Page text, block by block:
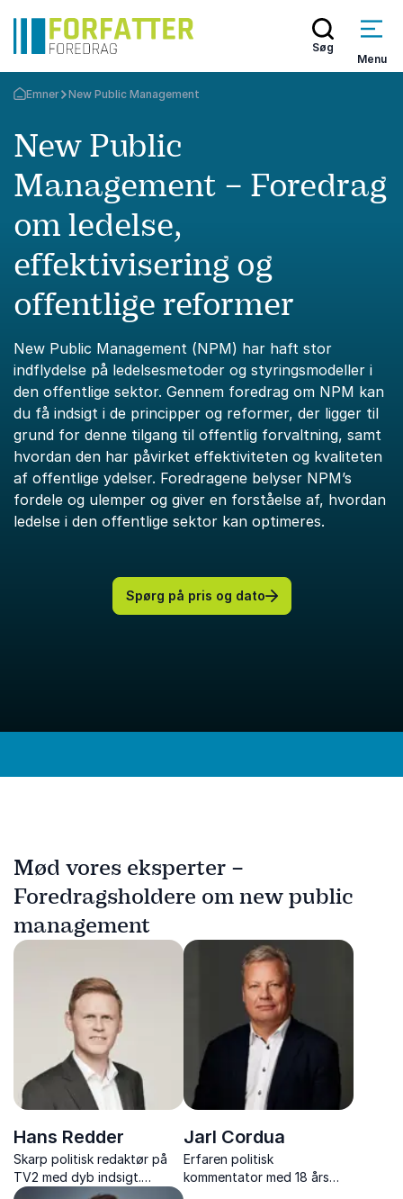
Søg
Menu
Tilbage til forsiden
Emner New Public Management
New Public
Management – Foredrag
om ledelse,
effektivisering og
offentlige reformer
New Public Management (NPM) har haft stor
indflydelse på ledelsesmetoder og styringsmodeller i
den offentlige sektor. Gennem foredrag om NPM kan
du få indsigt i de principper og reformer, der ligger til
grund for denne tilgang til offentlig forvaltning, samt
hvordan den har påvirket effektiviteten og kvaliteten
af offentlige ydelser. Foredragene belyser NPM’s
fordele og ulemper og giver en forståelse af, hvordan
ledelse i den offentlige sektor kan optimeres.
Spørg på pris og dato
Mød vores eksperter –
Foredragsholdere om new public
management
Hans Redder
Skarp politisk redaktør på
TV2 med dyb indsigt.
Foredragsholder, der
Jarl Cordua
Erfaren politisk
kommentator med 18 års